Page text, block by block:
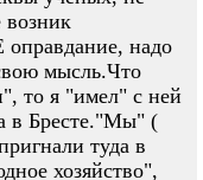
оправдание, надо
мысль.Что
то я "имел" с ней
в Бресте."Мы" (
туда в
хозяйство",